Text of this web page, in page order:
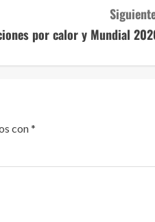
por calor y Mundial
con*